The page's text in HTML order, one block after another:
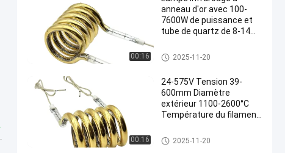
00:16
anneau d'or avec 100-
7600W de puissance et
tube de quartz de 8-14
efficace
Ring Infrared Lamps
2025-11-20
00:16
24-575V Tension 39-
600mm Diamètre
extérieur 1100-2600°C
Température du filament
Circulaire tube de
chauffage infrarouge
Ring Infrared Lamps
2025-11-20